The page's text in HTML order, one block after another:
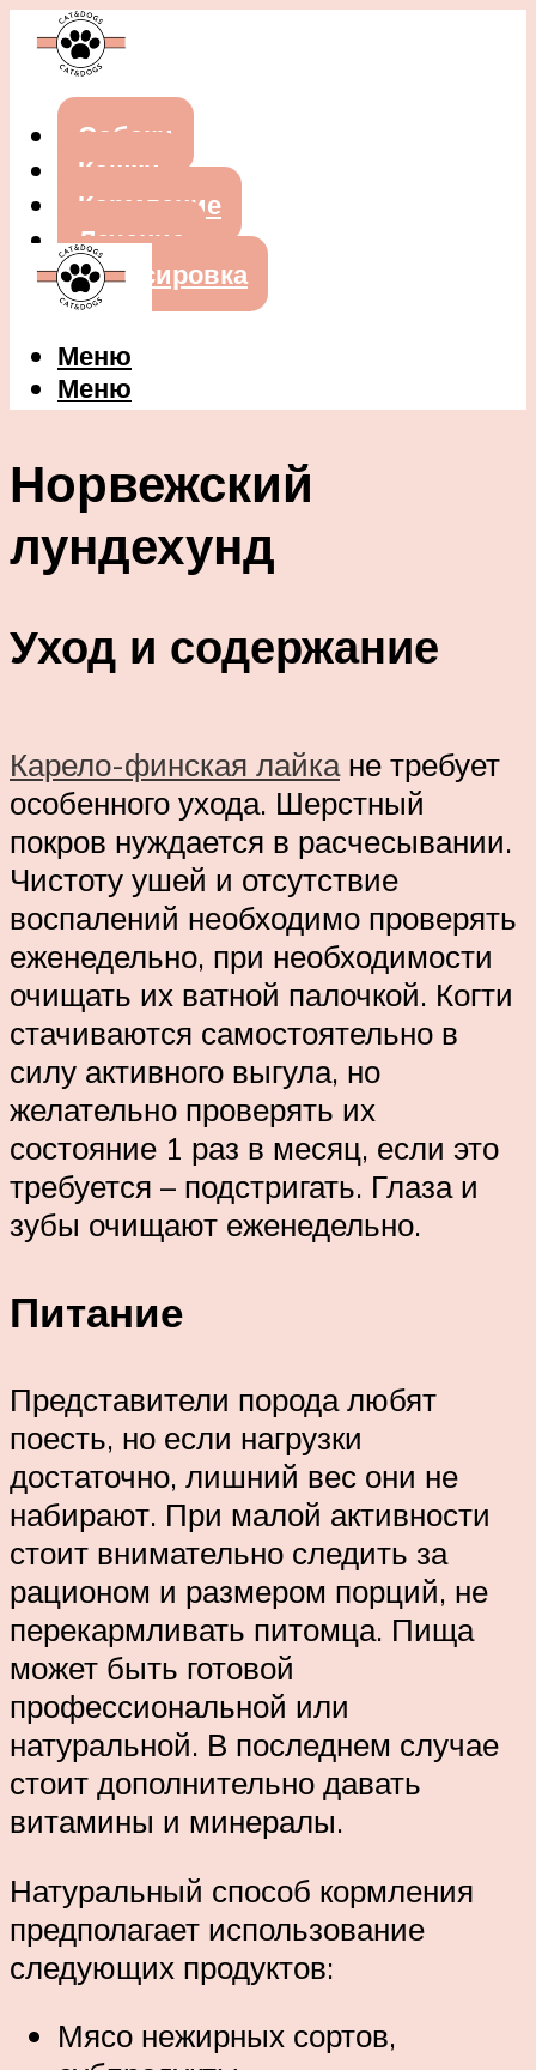
Собаки
Кошки
Кормление
Лечение
Дрессировка
Меню
Меню
Норвежский
лундехунд
Уход и содержание
Карело-финская лайкане требует
особенного ухода. Шерстный
покров нуждается в расчесывании.
Чистоту ушей и отсутствие
воспалений необходимо проверять
еженедельно, при необходимости
очищать их ватной палочкой. Когти
стачиваются самостоятельно в
силу активного выгула, но
желательно проверять их
состояние 1 раз в месяц, если это
требуется – подстригать. Глаза и
зубы очищают еженедельно.
Питание
Представители порода любят
поесть, но если нагрузки
достаточно, лишний вес они не
набирают. При малой активности
стоит внимательно следить за
рационом и размером порций, не
перекармливать питомца. Пища
может быть готовой
профессиональной или
натуральной. В последнем случае
стоит дополнительно давать
витамины и минералы.
Натуральный способ кормления
предполагает использование
следующих продуктов:
Мясо нежирных сортов,